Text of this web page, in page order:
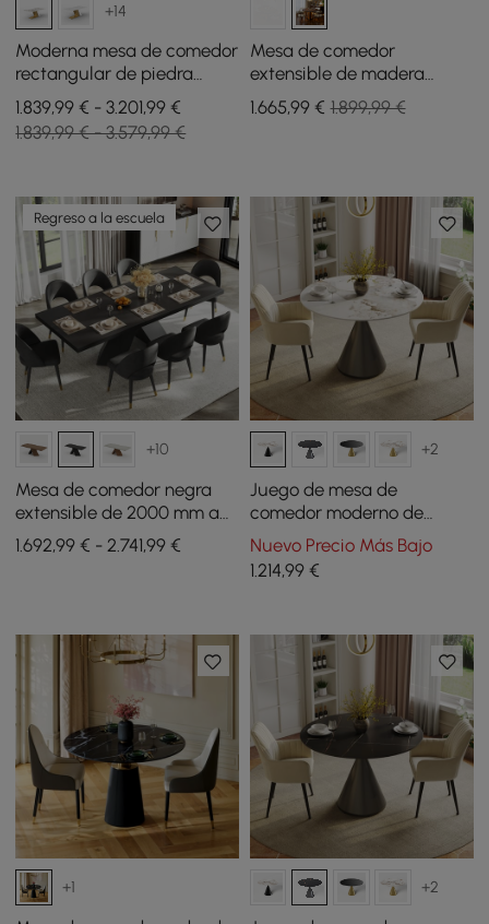
+14
Moderna mesa de comedor
rectangular de piedra
sinterizada de 2200 mm
con 8 sillas en dorado
1.839,99 € - 3.201,99 €
1.839,99 € - 3.579,99 €
Mesa de comedor
extensible de madera
maciza de 920 mm a 1200
mm con luz
1.665,99€ 1.899,99 €
Regreso a la escuela
+10
Mesa de comedor negra
extensible de 2000 mm a
2400 mm y 8 sillas de
comedor de ratán negro
1.692,99 € - 2.741,99 €
+2
Juego de mesa de
comedor moderno de
piedra sinterizada de 39
pulgadas con 2 sillas
Nuevo Precio Más Bajo
1.214,99€
+1 +2